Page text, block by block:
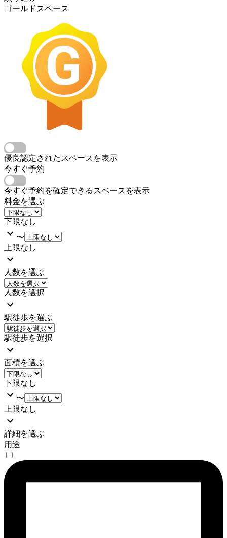
ゴールドスペース
優良認定されたスペースを表示
今すぐ予約
今すぐ予約を確定できるスペースを表示
料金を選ぶ
下限なし
〜
上限なし
人数を選ぶ
人数を選択
駅徒歩を選ぶ
駅徒歩を選択
面積を選ぶ
下限なし
〜
上限なし
詳細を選ぶ
用途